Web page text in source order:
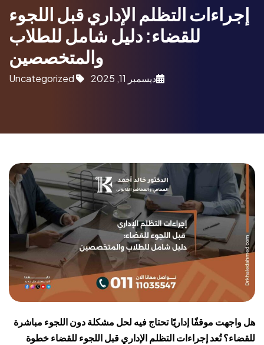
إجراءات التظلم الإداري قبل اللجوء
للقضاء: دليل شامل للطلاب
والمتخصصين
ديسمبر 11, 2025 Uncategorized
هل واجهت موقفًا إداريًا تحتاج فيه لحل مشكلة دون اللجوء مباشرة
للقضاء؟ تُعد إجراءات التظلم الإداري قبل اللجوء للقضاء خطوة